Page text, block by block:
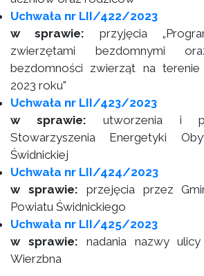
Uchwała nr LII/422/2023
w sprawie: przyjęcia
zwierzętami bezdomnymi
bezdomności zwierząt na
2023 roku"
Uchwała nr LII/423/2023
w sprawie: utworzenia i
Stowarzyszenia Energetyki
Świdnickiej
Uchwała nr LII/424/2023
w sprawie: przejęcia przez
Powiatu Świdnickiego
Uchwała nr LII/425/2023
w sprawie: nadania nazwy
Wierzbna